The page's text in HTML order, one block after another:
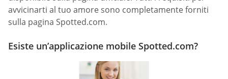
avvicinarti al tuo amore sono completamente forniti
sulla pagina Spotted.com.
Esiste un’applicazione mobile Spotted.com?